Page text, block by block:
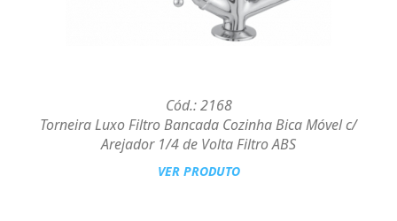
Cód.: 2168
Torneira Luxo Filtro Bancada Cozinha Bica Móvel c/
Arejador 1/4 de Volta Filtro ABS
VER PRODUTO